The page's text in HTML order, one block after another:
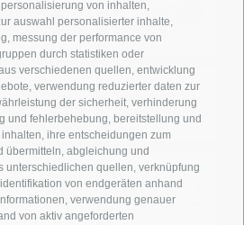
von inhalten,
auswahl personalisierter inhalte,
messung der performance von
durch statistiken oder
verschiedenen quellen, entwicklung
verwendung reduzierter daten zur
der sicherheit, verhinderung
und fehlerbehebung, bereitstellung und
ihre entscheidungen zum
übermitteln, abgleichung und
unterschiedlichen quellen, verknüpfung
von endgeräten anhand
verwendung genauer
von aktiv angeforderten